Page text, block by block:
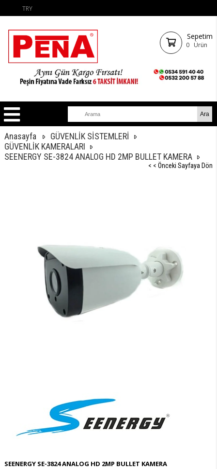
TRY
Sepetim
0 Ürün
Anasayfa
GÜVENLİK SİSTEMLERİ
GÜVENLİK KAMERALARI
SEENERGY SE-3824 ANALOG HD 2MP BULLET KAMERA
< < Önceki Sayfaya Dön
SEENERGY SE-3824 ANALOG HD 2MP BULLET KAMERA